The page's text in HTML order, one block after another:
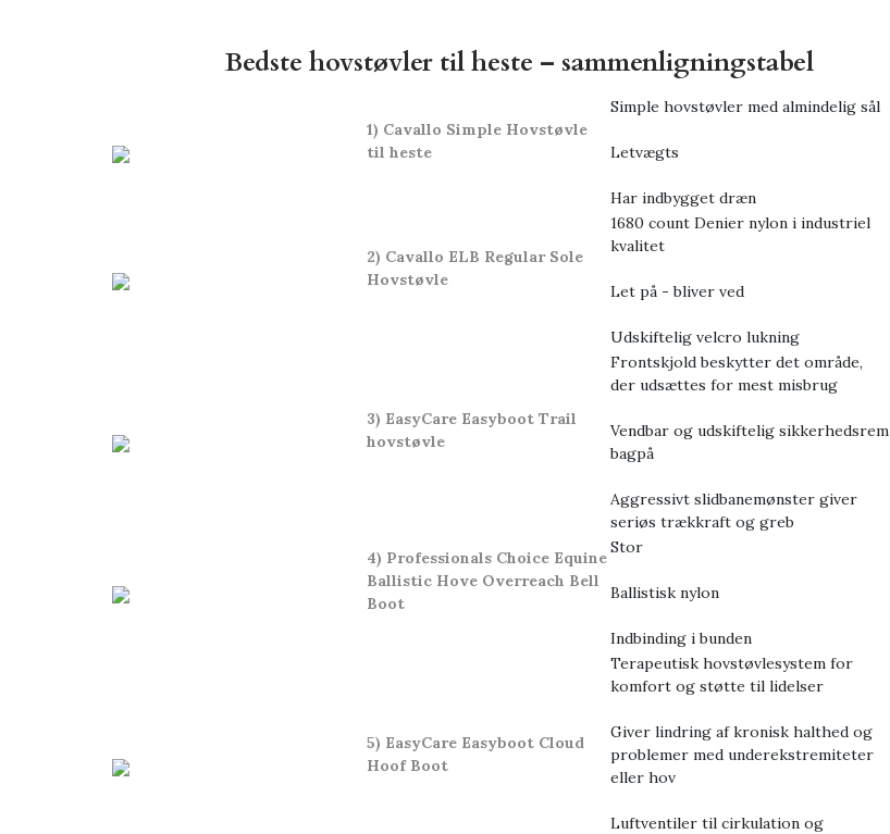
Bedste hovstøvler til heste – sammenligningstabel
1) Cavallo Simple Hovstøvle
til heste
Simple hovstøvler med almindelig sål
Letvægts
Har indbygget dræn
2) Cavallo ELB Regular Sole
Hovstøvle
1680 count Denier nylon i industriel
kvalitet
Let på - bliver ved
Udskiftelig velcro lukning
3) EasyCare Easyboot Trail
hovstøvle
Frontskjold beskytter det område,
der udsættes for mest misbrug
Vendbar og udskiftelig sikkerhedsrem
bagpå
Aggressivt slidbanemønster giver
seriøs trækkraft og greb
4) Professionals Choice Equine
Ballistic Hove Overreach Bell
Boot
Stor
Ballistisk nylon
Indbinding i bunden
5) EasyCare Easyboot Cloud
Hoof Boot
Terapeutisk hovstøvlesystem for
komfort og støtte til lidelser
Giver lindring af kronisk halthed og
problemer med underekstremiteter
eller hov
Luftventiler til cirkulation og